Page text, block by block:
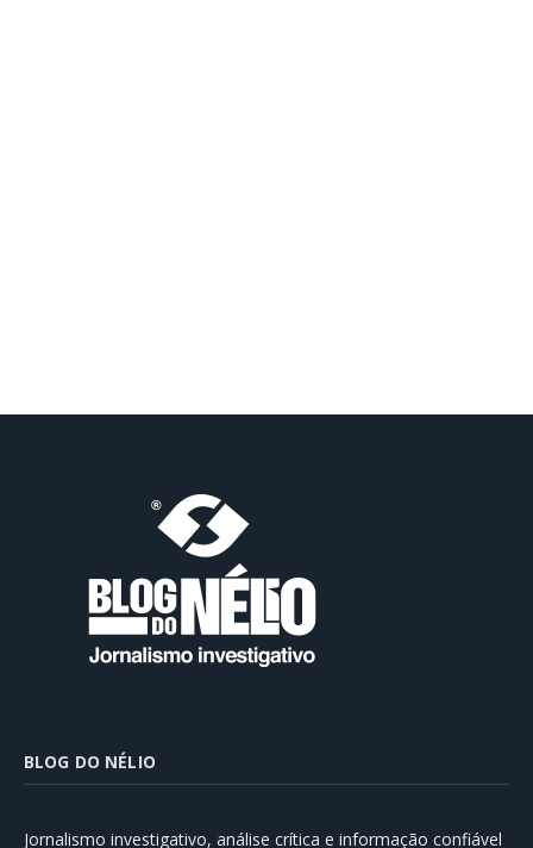
BLOG DO NÉLIO
Jornalismo investigativo, análise crítica e informação confiável